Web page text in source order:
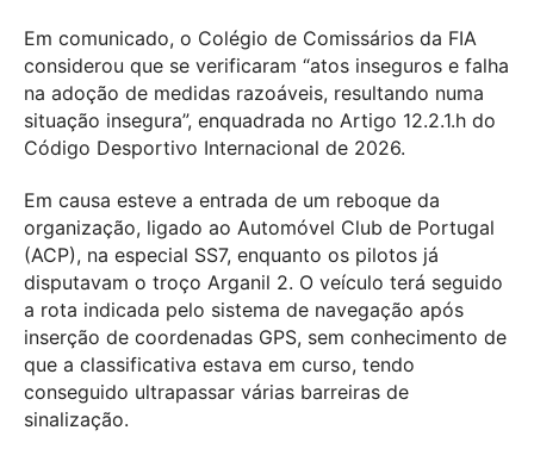
Em comunicado, o Colégio de Comissários da FIA
considerou que se verificaram “atos inseguros e falha
na adoção de medidas razoáveis, resultando numa
situação insegura”, enquadrada no Artigo 12.2.1.h do
Código Desportivo Internacional de 2026.
Em causa esteve a entrada de um reboque da
organização, ligado ao Automóvel Club de Portugal
(ACP), na especial SS7, enquanto os pilotos já
disputavam o troço Arganil 2. O veículo terá seguido
a rota indicada pelo sistema de navegação após
inserção de coordenadas GPS, sem conhecimento de
que a classificativa estava em curso, tendo
conseguido ultrapassar várias barreiras de
sinalização.